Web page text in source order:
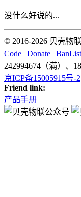
没什么好说的...
© 2016-2026 贝壳物
Code | Donate | BanList
242994674（满）、
京ICP备15005915号-2
Friend link:
产品手册